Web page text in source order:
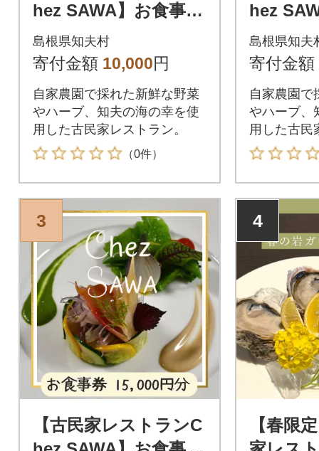
hez SAWA】お食事券
3,000円分 知夫里島 本
格的 フレンチ こだわ
島根県知夫村
寄付金額 10,000円
自家農園で採れた新鮮な野菜
やハーブ、知夫の海の幸を使
用した古民家レストラン。
（0件）
hez
9,000円
格的 フ
島根県知夫
寄付金額
自家農園で
やハーブ、
用した古民
3
【古民家レストランC
4
【春限